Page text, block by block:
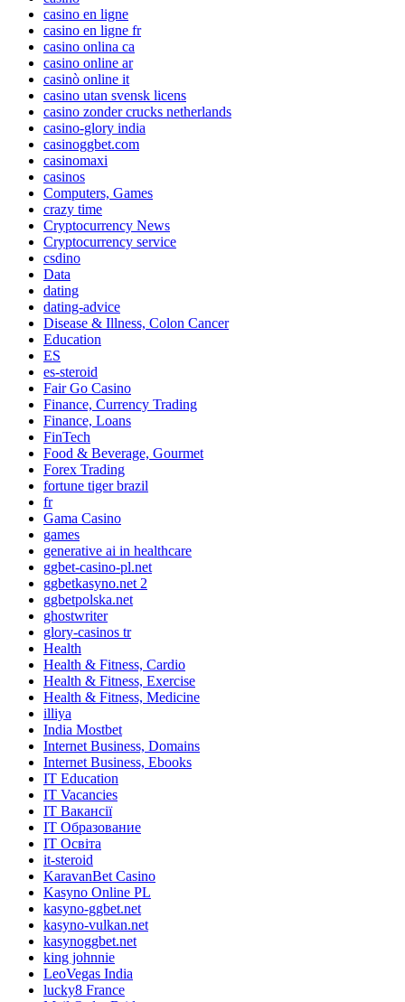
casino en ligne
casino en ligne fr
casino onlina ca
casino online ar
casinò online it
casino utan svensk licens
casino zonder crucks netherlands
casino-glory india
casinoggbet.com
casinomaxi
casinos
Computers, Games
crazy time
Cryptocurrency News
Cryptocurrency service
csdino
Data
dating
dating-advice
Disease & Illness, Colon Cancer
Education
ES
es-steroid
Fair Go Casino
Finance, Currency Trading
Finance, Loans
FinTech
Food & Beverage, Gourmet
Forex Trading
fortune tiger brazil
fr
Gama Casino
games
generative ai in healthcare
ggbet-casino-pl.net
ggbetkasyno.net 2
ggbetpolska.net
ghostwriter
glory-casinos tr
Health
Health & Fitness, Cardio
Health & Fitness, Exercise
Health & Fitness, Medicine
illiya
India Mostbet
Internet Business, Domains
Internet Business, Ebooks
IT Education
IT Vacancies
IT Вакансії
IT Образование
IT Освіта
it-steroid
KaravanBet Casino
Kasyno Online PL
kasyno-ggbet.net
kasyno-vulkan.net
kasynoggbet.net
king johnnie
LeoVegas India
lucky8 France